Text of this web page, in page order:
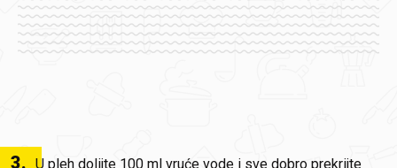
3. U pleh dolijte 100 ml vruće vode i sve dobro prekrijte